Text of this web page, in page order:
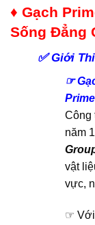
♦ Gạch
Sống Đẳng
✅Giới
☞
Công
năm
vật
vực,
☞ Với